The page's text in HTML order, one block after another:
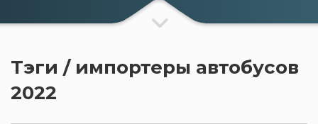
Тэги / импортеры автобусов
2022